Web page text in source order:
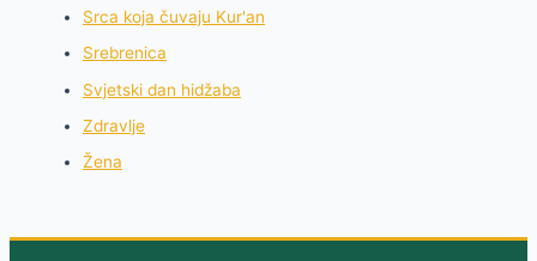
Srca koja čuvaju Kur'an
Srebrenica
Svjetski dan hidžaba
Zdravlje
Žena